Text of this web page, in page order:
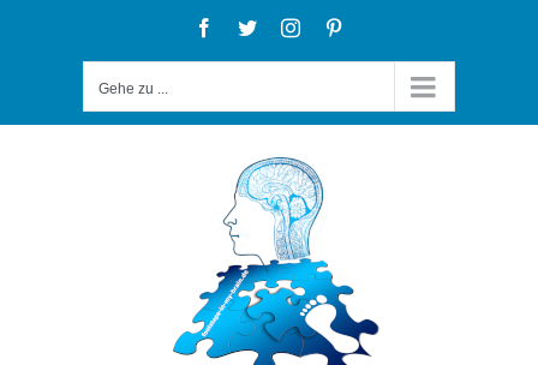
Facebook
TwitterInstagram
Gehe zu ...